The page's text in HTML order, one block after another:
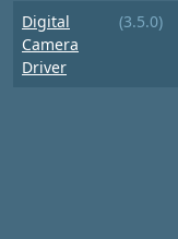
Digital
Camera
Driver
(3.5.0)